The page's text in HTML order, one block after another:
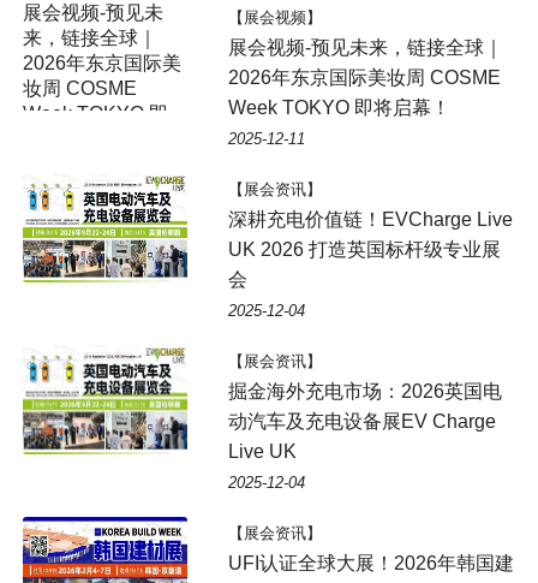
展会视频-预见未
来，链接全球｜
2026年东京国际美
妆周 COSME
Week TOKYO 即
【展会视频】
展会视频-预见未来，链接全球｜
2026年东京国际美妆周 COSME
Week TOKYO 即将启幕！
2025-12-11
【展会资讯】
深耕充电价值链！EVCharge Live
UK 2026 打造英国标杆级专业展
会
2025-12-04
【展会资讯】
掘金海外充电市场：2026英国电
动汽车及充电设备展EV Charge
Live UK
2025-12-04
【展会资讯】
UFI认证全球大展！2026年韩国建